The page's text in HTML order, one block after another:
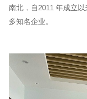
南北，自2011 年成立
多知名企业。